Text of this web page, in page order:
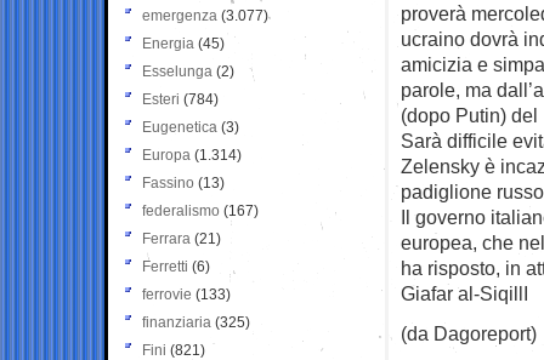
proverà
ucraino dovrà
amicizia e
parole, ma
(dopo Putin)
Sarà difficile
Zelensky è
padiglione
Il governo
europea, che
ha risposto, in
Giafar al-SiqillI
(da Dagoreport)
emergenza (3.077)
Energia (45)
Esselunga (2)
Esteri (784)
Eugenetica (3)
Europa (1.314)
Fassino (13)
federalismo (167)
Ferrara (21)
Ferretti (6)
ferrovie (133)
finanziaria (325)
Fini (821)